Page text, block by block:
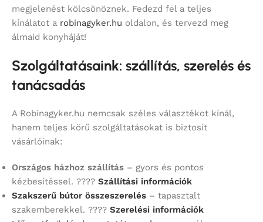
megjelenést kölcsönöznek. Fedezd fel a teljes
kínálatot a robinagyker.hu oldalon, és tervezd meg
álmaid konyháját!
Szolgáltatásaink: szállítás, szerelés és
tanácsadás
A Robinagyker.hu nemcsak széles választékot kínál,
hanem teljes körű szolgáltatásokat is biztosít
vásárlóinak:
Országos házhoz szállítás – gyors és pontos
kézbesítéssel. ???? Szállítási információk
Szakszerű bútor összeszerelés – tapasztalt
szakemberekkel. ???? Szerelési információk